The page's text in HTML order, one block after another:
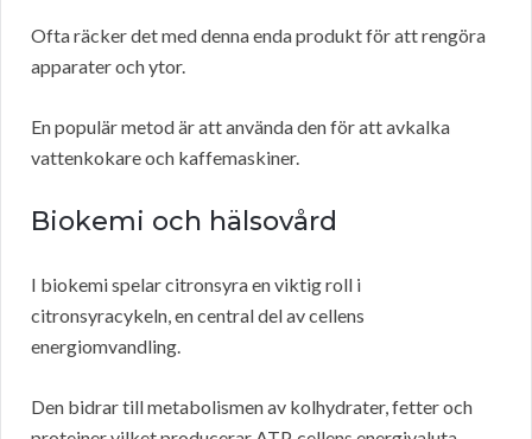
Ofta räcker det med denna enda produkt för att rengöra
apparater och ytor.
En populär metod är att använda den för att avkalka
vattenkokare och kaffemaskiner.
Biokemi och hälsovård
I biokemi spelar citronsyra en viktig roll i
citronsyracykeln, en central del av cellens
energiomvandling.
Den bidrar till metabolismen av kolhydrater, fetter och